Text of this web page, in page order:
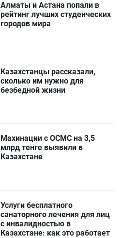
Алматы и Астана попали в
рейтинг лучших студенческих
городов мира
Казахстанцы рассказали,
сколько им нужно для
безбедной жизни
Махинации с ОСМС на 3,5
млрд тенге выявили в
Казахстане
Услуги бесплатного
санаторного лечения для лиц
с инвалидностью в
Казахстане: как это работает